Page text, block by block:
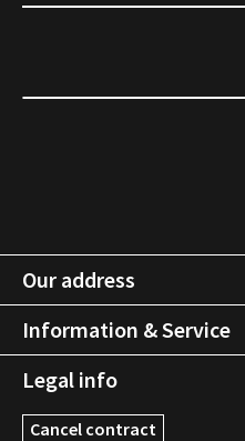
Our address
Information & Service
Legal info
Cancel contract